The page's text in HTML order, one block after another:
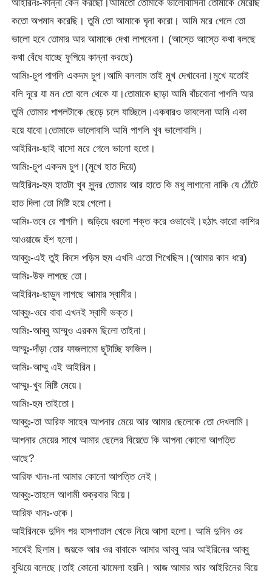
আইরিনঃ-কান্না কেন করছো।আমিতো তোমাকে ভালোবাসিনা তোমাকে মেরেছি
কতো অপমান করেছি। তুমি তো আমাকে ঘৃনা করো। আমি মরে গেলে তো
ভালো হবে তোমার আর আমাকে দেখা লাগবেনা। (আস্তে আস্তে কথা বলছে
কথা বেঁধে যাচ্ছে ফুপিয়ে কান্না করছে)
আমিঃ-চুপ পাগলি একদম চুপ।আমি বললাম তাই মুখ দেখাবেনা।মুখে যতোই
বলি দূরে যা মন তো বলে থেকে যা।তোমাকে ছাড়া আমি বাঁচবোনা পাগলি আর
তুমি তোমার পাগলটাকে ছেড়ে চলে যাচ্ছিলে।একবারও ভাবলেনা আমি একা
হয়ে যাবো।তোমাকে ভালোবাসি আমি পাগলি খুব ভালোবাসি।
আইরিনঃ-ছাই বাসো মরে গেলে ভালো হতো।
আমিঃ-চুপ একদম চুপ।(মুখে হাত দিয়ে)
আইরিনঃ-হুম হাতটা খুব সুন্দর তোমার আর হাতে কি মধু লাগানো নাকি যে ঠোঁটে
হাত দিলা তো মিষ্টি হয়ে গেলো।
আমিঃ-তবে রে পাগলি। জড়িয়ে ধরলো শক্ত করে ওভাবেই।হঠাৎ কারো কাশির
আওয়াজে হুঁশ হলো।
আব্বুঃ-এই তুই কিসে পড়িস হুম এখনি এতো শিখেছিস।(আমার কান ধরে)
আমিঃ-উফ লাগছে তো।
আইরিনঃ-ছাড়ুন লাগছে আমার স্বামীর।
আব্বুঃ-ওরে বাবা এখনই স্বামী ভক্ত।
আমিঃ-আব্বু আম্মুও এরকম ছিলো তাইনা।
আম্মুঃ-দাঁড়া তোর ফাজলামো ছুটাচ্ছি ফাজিল।
আমিঃ-আম্মু এই আইরিন।
আম্মুঃ-খুব মিষ্টি মেয়ে।
আমিঃ-হুম তাইতো।
আব্বুঃ-তা আরিফ সাহেব আপনার মেয়ে আর আমার ছেলেকে তো দেখলামি।
আপনার মেয়ের সাথে আমার ছেলের বিয়েতে কি আপনা কোনো আপত্তি
আছে?
আরিফ খানঃ-না আমার কোনো আপত্তি নেই।
আব্বুঃ-তাহলে আগামী শুক্রবার বিয়ে।
আরিফ খানঃ-ওকে।
আইরিনকে দুদিন পর হাসপাতাল থেকে নিয়ে আসা হলো। আমি দুদিন ওর
সাথেই ছিলাম। জয়কে আর ওর বাবাকে আমার আব্বু আর আইরিনের আব্বু
বুঝিয়ে বলেছে।তাই কোনো ঝামেলা হয়নি। আজ আমার আর আইরিনের বিয়ে